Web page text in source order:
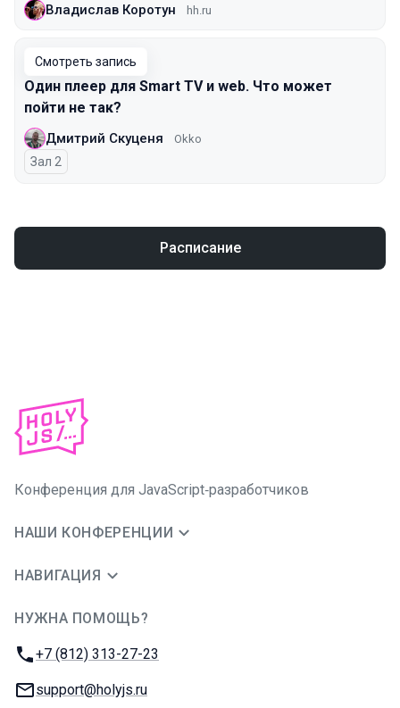
Владислав Коротун hh.ru
Смотреть запись
Один плеер для Smart TV и web. Что может
пойти не так?
Дмитрий Скуценя Okko
Зал 2
Расписание
Конференция для JavaScript‑разработчиков
НАШИ КОНФЕРЕНЦИИ
НАВИГАЦИЯ
НУЖНА ПОМОЩЬ?
Телефон:
+7 (812) 313-27-23
E-mail:
support@holyjs.ru